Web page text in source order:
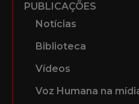
PUBLICAÇÕES
Notícias
Biblioteca
Vídeos
Voz Humana na